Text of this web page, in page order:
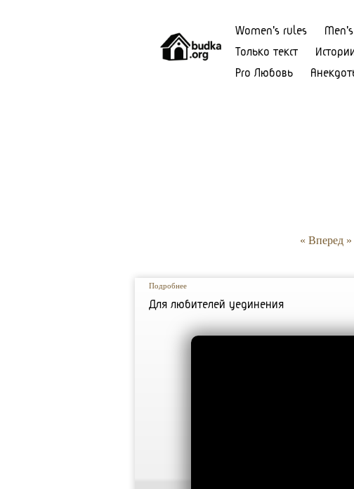
Women's rules
Только текст
Pro Любовь
« Вперед »
Подробнее
Для любителей уединения